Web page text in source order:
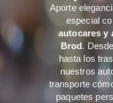
Aporte
especial
autocares y
Brod.
hasta los
nuestros
transporte
paquetes